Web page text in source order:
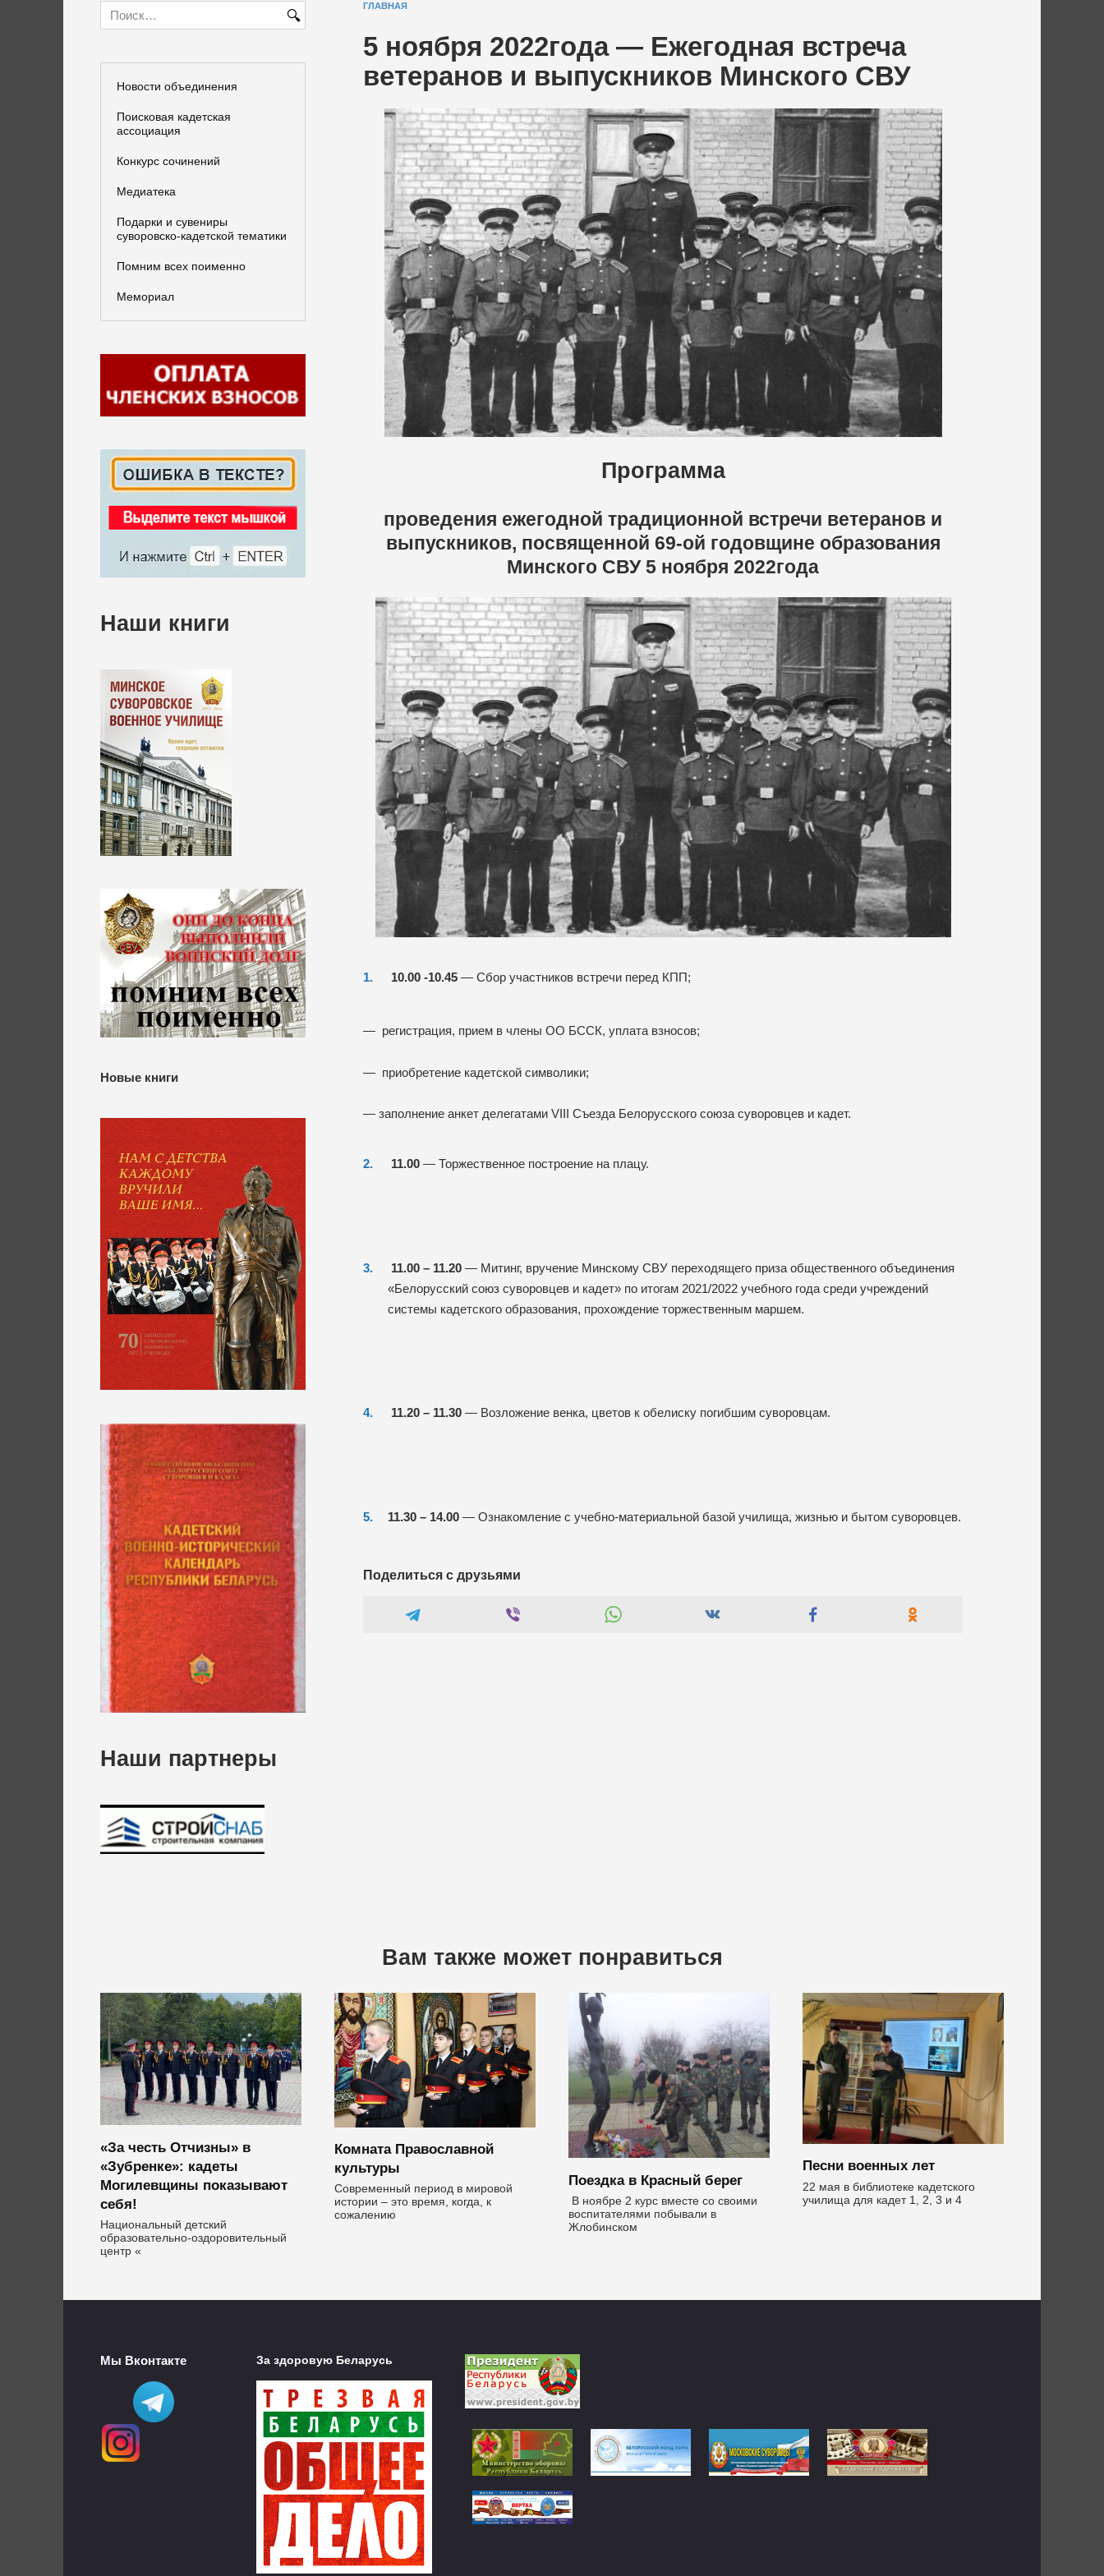
ГЛАВНАЯ
5 ноября 2022года — Ежегодная встреча
ветеранов и выпускников Минского СВУ
Программа
проведения ежегодной традиционной встречи ветеранов и
выпускников, посвященной 69-ой годовщине образования
Минского СВУ 5 ноября 2022года
10.00 -10.45 — Сбор участников встречи перед КПП;
— регистрация, прием в члены ОО БССК, уплата взносов;
— приобретение кадетской символики;
— заполнение анкет делегатами VIII Съезда Белорусского союза суворовцев и кадет.
11.00 — Торжественное построение на плацу.
11.00 – 11.20 — Митинг, вручение Минскому СВУ переходящего приза общественного объединения
«Белорусский союз суворовцев и кадет» по итогам 2021/2022 учебного года среди учреждений
системы кадетского образования, прохождение торжественным маршем.
11.20 – 11.30 — Возложение венка, цветов к обелиску погибшим суворовцам.
11.30 – 14.00 — Ознакомление с учебно-материальной базой училища, жизнью и бытом суворовцев.
Поделиться с друзьями
for:
Новости объединения
Поисковая кадетская
ассоциация
Конкурс сочинений
Медиатека
Подарки и сувениры
суворовско-кадетской тематики
Помним всех поименно
Мемориал
Наши книги
Новые книги
Наши партнеры
Вам также может понравиться
«За честь Отчизны» в
«Зубренке»: кадеты
Могилевщины показывают
себя!
Национальный детский
образовательно-оздоровительный
центр «
Комната Православной
культуры
Современный период в мировой
истории – это время, когда, к
сожалению
Поездка в Красный берег
В ноябре 2 курс вместе со своими
воспитателями побывали в
Жлобинском
Песни военных лет
22 мая в библиотеке кадетского
училища для кадет 1, 2, 3 и 4
Мы Вконтакте За здоровую Беларусь